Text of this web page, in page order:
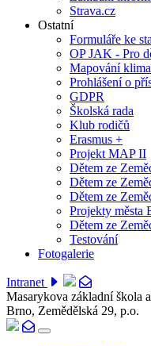
Strava.cz
Ostatní
Formuláře ke
OP JAK - Pro
Mapování
Prohlášení o
GDPR
Školská rada
Klub rodičů
Erasmus +
Projekt MAP II
Dětem ze
Dětem ze
Dětem ze
Projekty města
Dětem ze
Testování
Fotogalerie
Intranet
Masarykova základní škola
Brno, Zemědělská 29, p.o.